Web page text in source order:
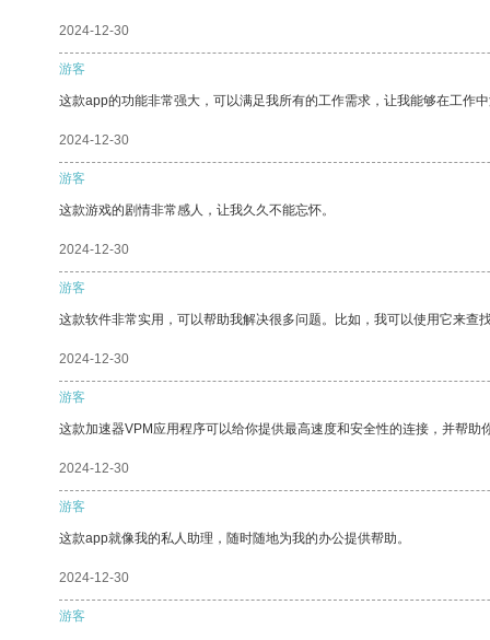
2024-12-30
游客
这款app的功能非常强大，可以满足我所有的工作需求，让我能够在工作中
2024-12-30
游客
这款游戏的剧情非常感人，让我久久不能忘怀。
2024-12-30
游客
这款软件非常实用，可以帮助我解决很多问题。比如，我可以使用它来查
2024-12-30
游客
这款加速器VPM应用程序可以给你提供最高速度和安全性的连接，并帮助
2024-12-30
游客
这款app就像我的私人助理，随时随地为我的办公提供帮助。
2024-12-30
游客